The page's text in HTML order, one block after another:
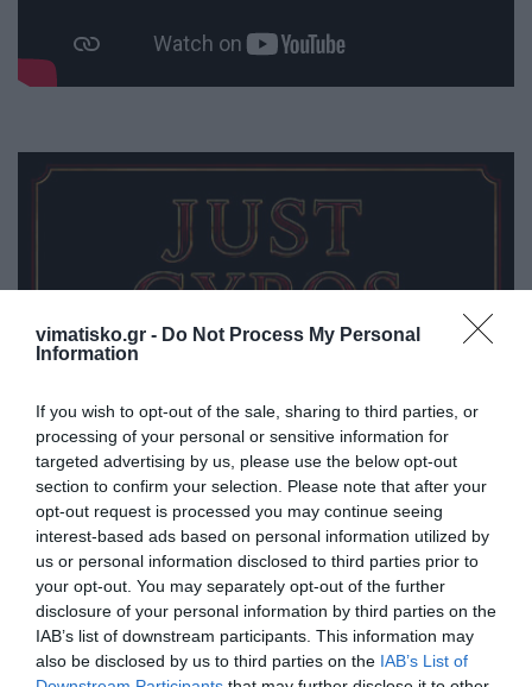
vimatisko.gr - Do Not Process My Personal
Information
If you wish to opt-out of the sale, sharing to third parties, or
processing of your personal or sensitive information for
targeted advertising by us, please use the below opt-out
section to confirm your selection. Please note that after your
opt-out request is processed you may continue seeing
interest-based ads based on personal information utilized by
us or personal information disclosed to third parties prior to
your opt-out. You may separately opt-out of the further
disclosure of your personal information by third parties on the
IAB’s list of downstream participants. This information may
also be disclosed by us to third parties on the IAB’s List of